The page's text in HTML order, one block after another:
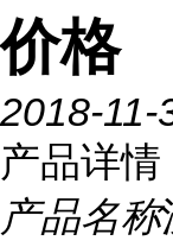
价格
2018-11-
产品详情
产品名称